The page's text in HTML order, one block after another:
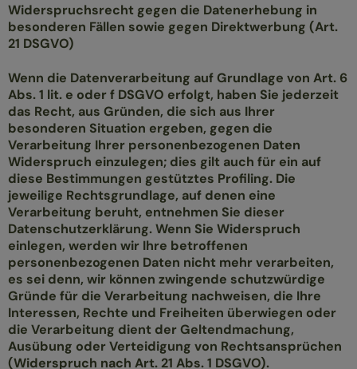
Widerspruchsrecht gegen die Datenerhebung in
besonderen Fällen sowie gegen Direktwerbung (Art.
21 DSGVO)
Wenn die Datenverarbeitung auf Grundlage von Art. 6
Abs. 1 lit. e oder f DSGVO erfolgt, haben Sie jederzeit
das Recht, aus Gründen, die sich aus Ihrer
besonderen Situation ergeben, gegen die
Verarbeitung Ihrer personenbezogenen Daten
Widerspruch einzulegen; dies gilt auch für ein auf
diese Bestimmungen gestütztes Profiling. Die
jeweilige Rechtsgrundlage, auf denen eine
Verarbeitung beruht, entnehmen Sie dieser
Datenschutzerklärung. Wenn Sie Widerspruch
einlegen, werden wir Ihre betroffenen
personenbezogenen Daten nicht mehr verarbeiten,
es sei denn, wir können zwingende schutzwürdige
Gründe für die Verarbeitung nachweisen, die Ihre
Interessen, Rechte und Freiheiten überwiegen oder
die Verarbeitung dient der Geltendmachung,
Ausübung oder Verteidigung von Rechtsansprüchen
(Widerspruch nach Art. 21 Abs. 1 DSGVO).